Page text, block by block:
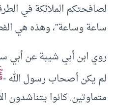
لصافحتكم الملائكة في
ساعة وساعة”، وهذه هي
روي ابن أبي شيبة عن أبي
لم يكن أصحاب رسول الله -
متماوتين. كانوا يتناشدون